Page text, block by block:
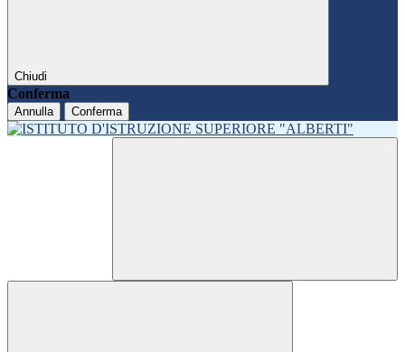
Chiudi
Conferma
Annulla Conferma